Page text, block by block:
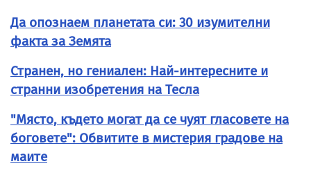
Да опознаем планетата си: 30 изумителни
факта за Земята
Странен, но гениален: Най-интересните и
странни изобретения на Тесла
"Място, където могат да се чуят гласовете на
боговете": Обвитите в мистерия градове на
маите